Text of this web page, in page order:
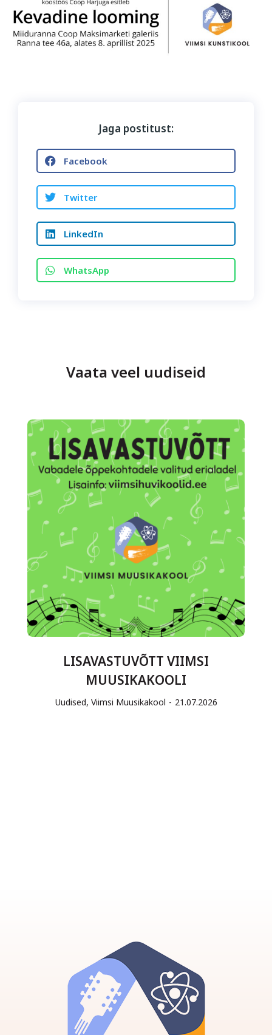
Jaga postitust:
Facebook
Twitter
LinkedIn
WhatsApp
Vaata veel uudiseid
LISAVASTUVÕTT VIIMSI
MUUSIKAKOOLI
Uudised, Viimsi Muusikakool 21.07.2026